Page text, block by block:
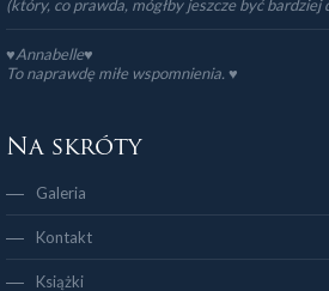
(który, co prawda, mógłby jeszcze być bardziej
♥Annabelle♥
To naprawdę miłe wspomnienia. ♥️
Na skróty
Galeria
Kontakt
Książki